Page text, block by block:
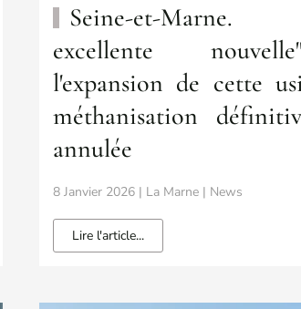
Seine-et-Marne.
excellente
l'expansion de cette
méthanisation
annulée
8 Janvier 2026 | La Marne | News
Lire l'article...